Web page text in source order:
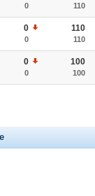
0 110
0
0
110
110
0
0
100
100